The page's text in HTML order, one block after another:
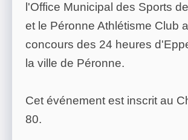
l'Office Municipal des Sports
et le Péronne Athlétisme Club
concours des 24 heures
la ville de Péronne.
Cet événement est inscrit au
80.